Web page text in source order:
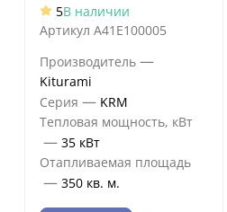
5В наличии
Артикул A41E100005
Производитель —
Kiturami
Серия — KRM
Тепловая мощность, кВт
— 35 кВт
Отапливаемая площадь
— 350 кв. м.